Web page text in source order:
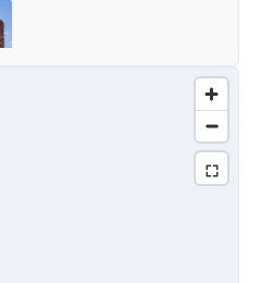
Անիի ավերակներ